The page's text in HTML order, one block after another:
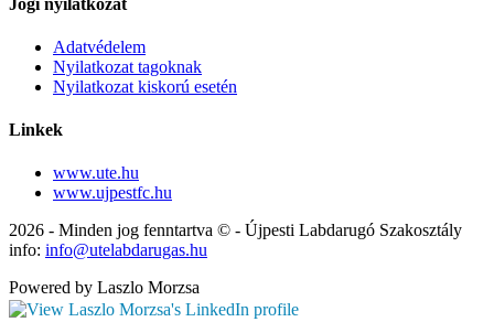
Adatvédelem
Nyilatkozat tagoknak
Nyilatkozat kiskorú esetén
Linkek
www.ute.hu
www.ujpestfc.hu
2026 - Minden jog fenntartva © - Újpesti Labdarugó Szakosztály
info: info@utelabdarugas.hu
Powered by Laszlo Morzsa